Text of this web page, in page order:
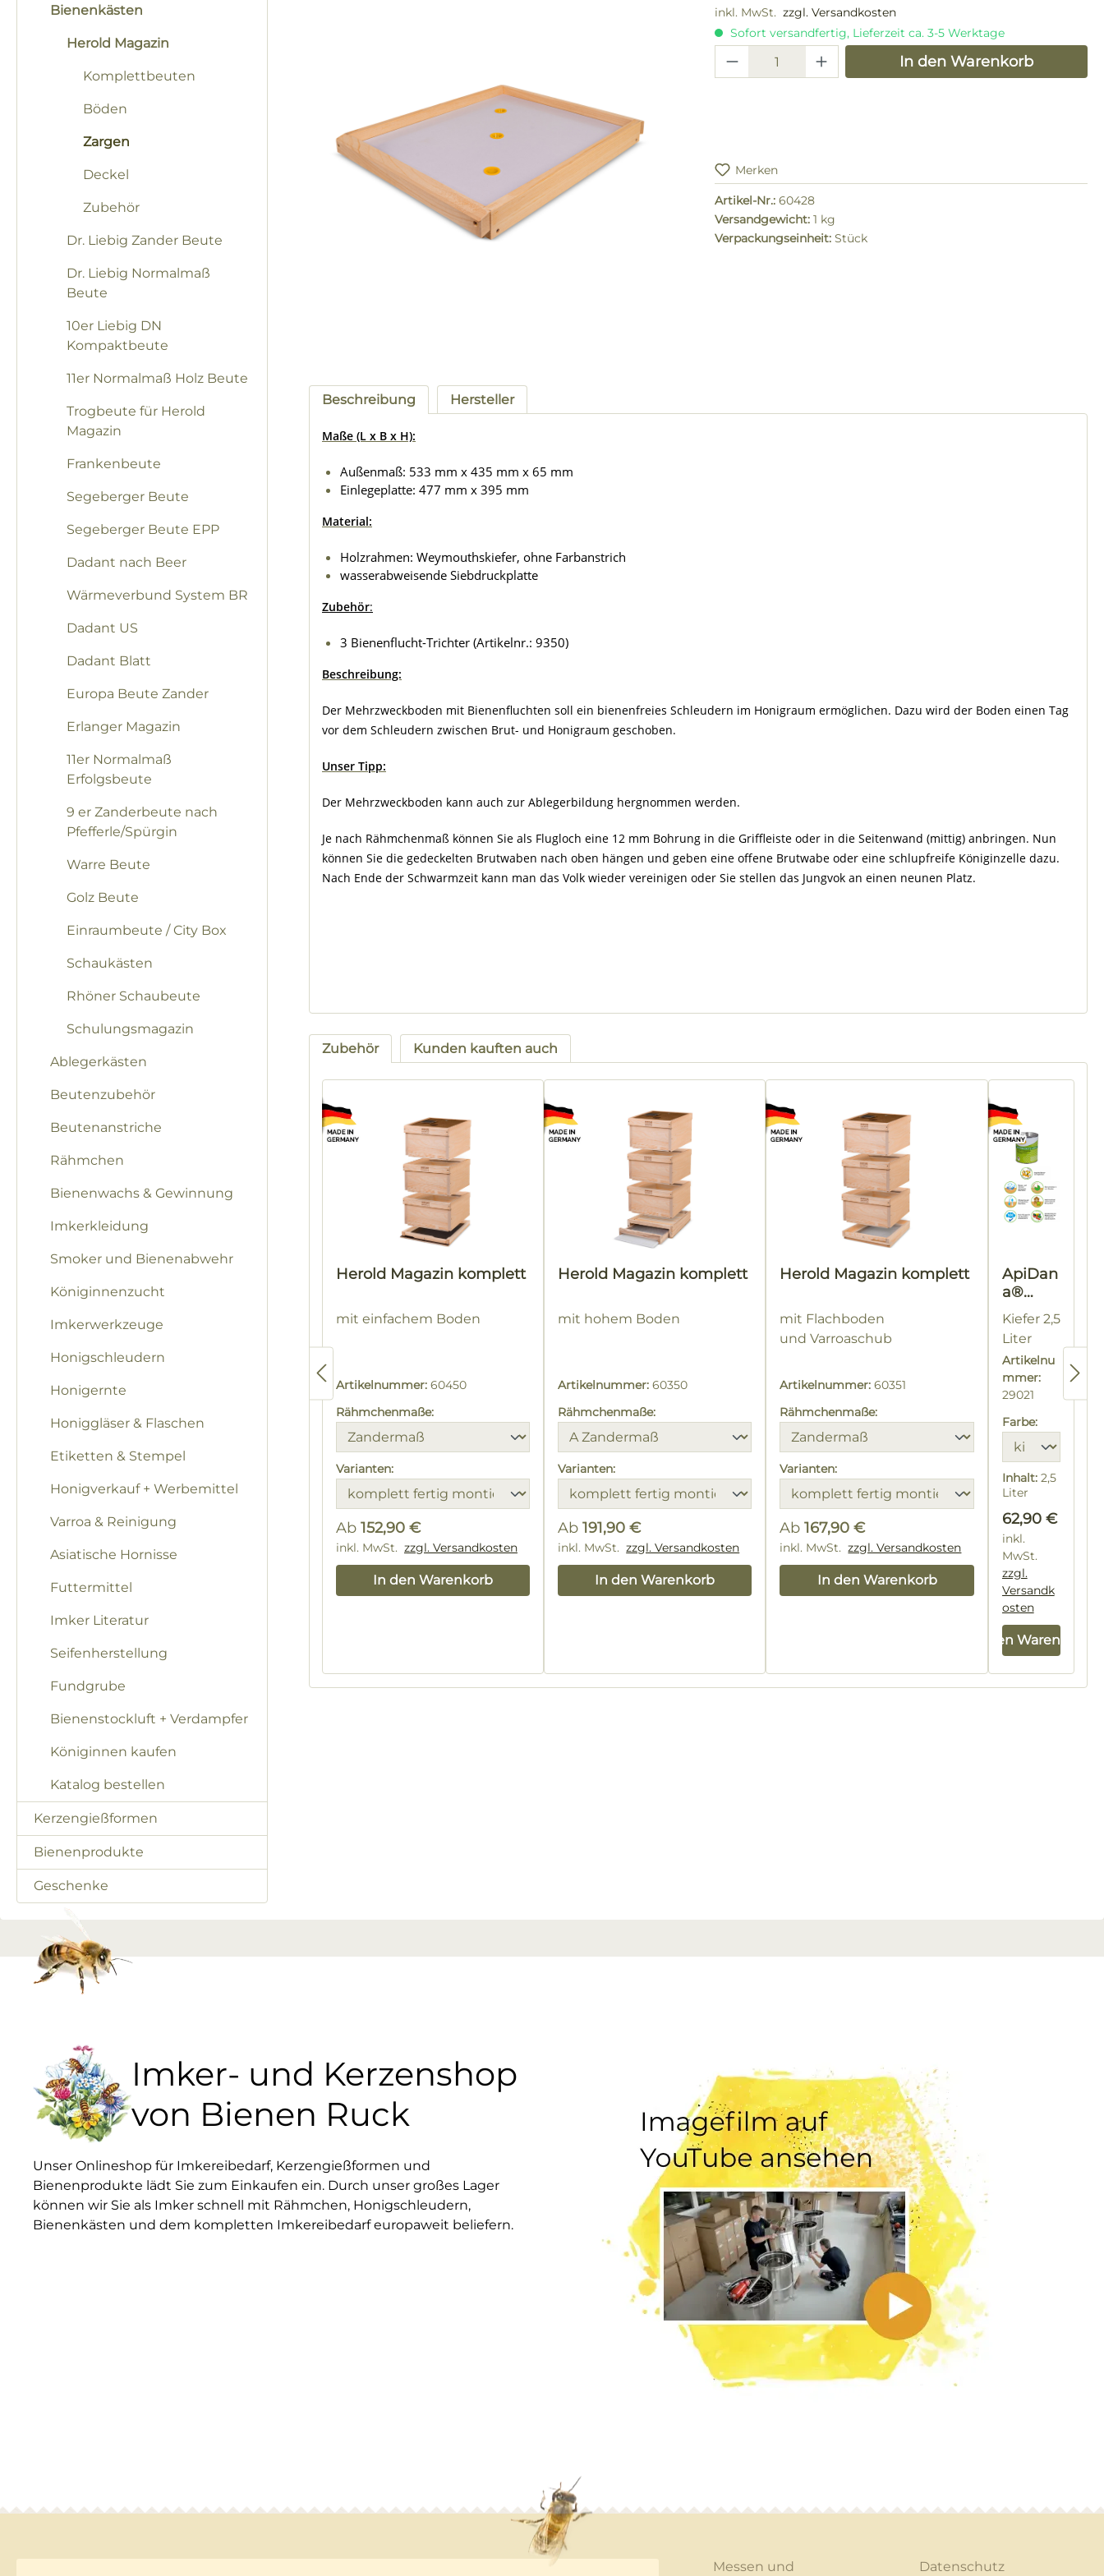
Bienenkästen
Herold Magazin
Komplettbeuten
Böden
Zargen
Deckel
Zubehör
Dr. Liebig Zander Beute
Dr. Liebig Normalmaß
Beute
10er Liebig DN
Kompaktbeute
11er Normalmaß Holz Beute
Trogbeute für Herold
Magazin
Frankenbeute
Segeberger Beute
Segeberger Beute EPP
Dadant nach Beer
Wärmeverbund System BR
Dadant US
Dadant Blatt
Europa Beute Zander
Erlanger Magazin
11er Normalmaß
Erfolgsbeute
9 er Zanderbeute nach
Pfefferle/Spürgin
Warre Beute
Golz Beute
Einraumbeute / City Box
Schaukästen
Rhöner Schaubeute
Schulungsmagazin
Ablegerkästen
Beutenzubehör
Beutenanstriche
Rähmchen
Bienenwachs & Gewinnung
Imkerkleidung
Smoker und Bienenabwehr
Königinnenzucht
Imkerwerkzeuge
Honigschleudern
Honigernte
Honiggläser & Flaschen
Etiketten & Stempel
Honigverkauf + Werbemittel
Varroa & Reinigung
Asiatische Hornisse
Futtermittel
Imker Literatur
Seifenherstellung
Fundgrube
Bienenstockluft + Verdampfer
Königinnen kaufen
Katalog bestellen
Kerzengießformen
Bienenprodukte
Geschenke
inkl. MwSt. zzgl. Versandkosten
Sofort versandfertig, Lieferzeit ca. 3-5 Werktage
Produkt Anzahl: Gib denIn den Warenkorb
Merken
Artikel-Nr.: 60428
Versandgewicht: 1 kg
Verpackungseinheit: Stück
Beschreibung Hersteller
Maße (L x B x H):
Außenmaß: 533 mm x 435 mm x 65 mm
Einlegeplatte: 477 mm x 395 mm
Material:
Holzrahmen: Weymouthskiefer, ohne Farbanstrich
wasserabweisende Siebdruckplatte
Zubehör:
3 Bienenflucht-Trichter (Artikelnr.: 9350)
Beschreibung:
Der Mehrzweckboden mit Bienenfluchten soll ein bienenfreies Schleudern im Honigraum ermöglichen. Dazu wird der Boden einen Tag
vor dem Schleudern zwischen Brut- und Honigraum geschoben.
Unser Tipp:
Der Mehrzweckboden kann auch zur Ablegerbildung hergnommen werden.
Je nach Rähmchenmaß können Sie als Flugloch eine 12 mm Bohrung in die Griffleiste oder in die Seitenwand (mittig) anbringen. Nun
können Sie die gedeckelten Brutwaben nach oben hängen und geben eine offene Brutwabe oder eine schlupfreife Königinzelle dazu.
Nach Ende der Schwarmzeit kann man das Volk wieder vereinigen oder Sie stellen das Jungvok an einen neunen Platz.
Zubehör Kunden kauften auch
Produktgalerie überspringen
Herold Magazin komplett
mit einfachem Boden
Artikelnummer: 60450
Rähmchenmaße:
Varianten:
Ab 152,90 €
Regulärer Preis:
inkl. MwSt. zzgl. Versandkosten
In den Warenkorb
Herold Magazin komplett
mit hohem Boden
Artikelnummer:60350
Rähmchenmaße:
Varianten:
Ab191,90 €
Regulärer Preis:
inkl. MwSt. zzgl. Versandkosten
In den Warenkorb
Herold Magazin komplett
mit Flachboden
und Varroaschub
Artikelnummer:60351
Rähmchenmaße:
Varianten:
Ab167,90 €
Regulärer Preis:
inkl. MwSt. zzgl. Versandkosten
In den Warenkorb
ApiDan
a®
Beuten
schutz-
Lasur
Kiefer 2,5
Liter
Artikelnu
mmer:
29021
Farbe:
Inhalt: 2,5
Liter
Liter)
Regulärer
62,90 €
inkl.
MwSt.
zzgl.
Versandk
osten
In den Warenkorb
Imker- und Kerzenshop
von Bienen Ruck
Unser Onlineshop für Imkereibedarf, Kerzengießformen und
Bienenprodukte lädt Sie zum Einkaufen ein. Durch unser großes Lager
können wir Sie als Imker schnell mit Rähmchen, Honigschleudern,
Bienenkästen und dem kompletten Imkereibedarf europaweit beliefern.
Messen und
Datenschutz